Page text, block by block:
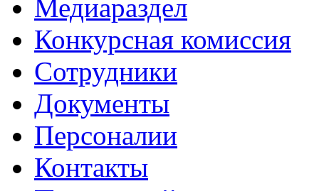
Медиараздел
Конкурсная комиссия
Сотрудники
Документы
Персоналии
Контакты